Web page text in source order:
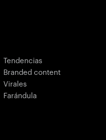
Tendencias
Branded content
Virales
Farándula